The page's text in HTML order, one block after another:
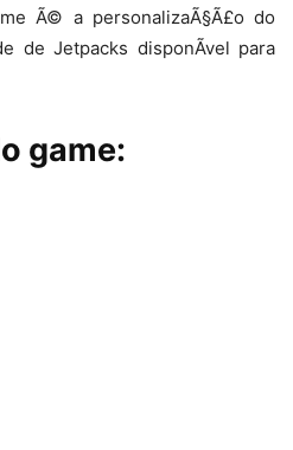
Ã© a personalizaÃ§Ã£o do
de Jetpacks disponÃ­vel para
game: